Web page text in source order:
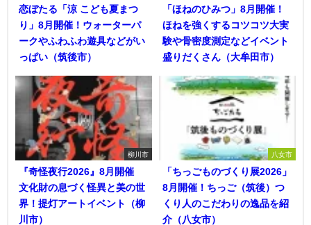
恋ぼたる「涼 こども夏まつ
り」8月開催！ウォーターパ
ークやふわふわ遊具などがい
っぱい（筑後市）
「ほねのひみつ」8月開催！
ほねを強くするコツコツ大実
験や骨密度測定などイベント
盛りだくさん（大牟田市）
柳川市
『奇怪夜行2026』8月開催
文化財の息づく怪異と美の世
界！提灯アートイベント（柳
川市）
八女市
「ちっごものづくり展2026」
8月開催！ちっご（筑後）つ
くり人のこだわりの逸品を紹
介（八女市）